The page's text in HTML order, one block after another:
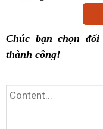
Chúc bạn chọn
thành công!